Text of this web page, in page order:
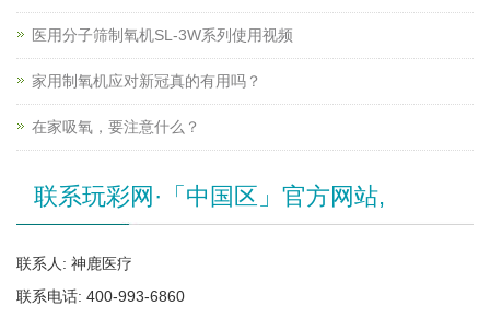
医用分子筛制氧机SL-3W系列使用视频
家用制氧机应对新冠真的有用吗？
在家吸氧，要注意什么？
联系玩彩网·「中国区」官方网站,
联系人: 神鹿医疗
联系电话: 400-993-6860